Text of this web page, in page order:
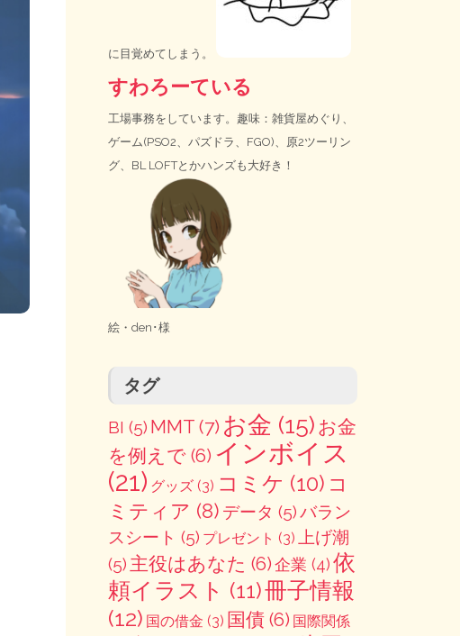
に目覚めてしまう。
すわろーている
工場事務をしています。趣味：雑貨屋めぐり、
ゲーム(PSO2、パズドラ、FGO)、原2ツーリン
グ、BL LOFTとかハンズも大好き！
絵・ den･様
タグ
BI (5) MMT(7) お金 (15) お金
を例えで(6) インボイス
(21) グッズ(3) コミケ (10) コ
ミティア (8) データ (5)バラン
スシート (5) プレゼント (3) 上げ潮
(5) 主役はあなた (6)企業 (4)依
頼イラスト (11)冊子情報
(12) 国の借金 (3) 国債(6) 国際関係